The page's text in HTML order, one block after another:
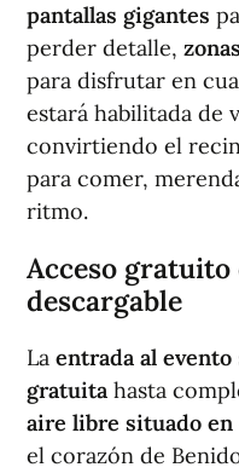
pantallas gigantes
perder detalle,
para disfrutar en
estará habilitada de
convirtiendo el
para comer,
ritmo.
Acceso
descargable
La entrada al evento
gratuita hasta
aire libre situado en
el corazón de